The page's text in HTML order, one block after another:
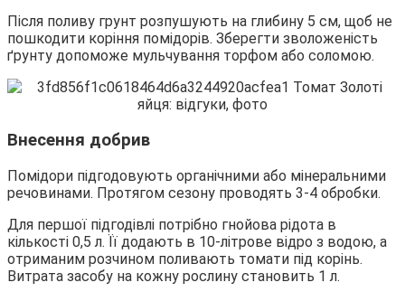
Після поливу грунт розпушують на глибину 5 см, щоб не
пошкодити коріння помідорів. Зберегти зволоженість
ґрунту допоможе мульчування торфом або соломою.
Внесення добрив
Помідори підгодовують органічними або мінеральними
речовинами. Протягом сезону проводять 3-4 обробки.
Для першої підгодівлі потрібно гнойова рідота в
кількості 0,5 л. Її додають в 10-літрове відро з водою, а
отриманим розчином поливають томати під корінь.
Витрата засобу на кожну рослину становить 1 л.